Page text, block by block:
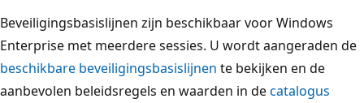
Beveiligingsbasislijnen zijn beschikbaar voor Windows
Enterprise met meerdere sessies. U wordt aangeraden de
beschikbare beveiligingsbasislijnen te bekijken en de
aanbevolen beleidsregels en waarden in decatalogus